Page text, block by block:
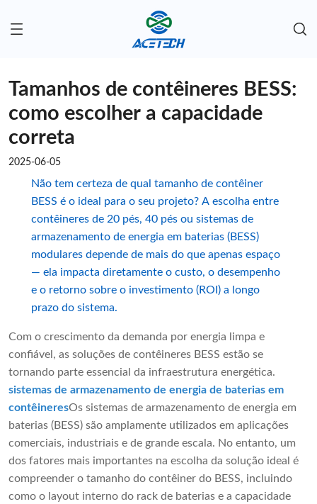
Tamanhos de contêineres BESS:
como escolher a capacidade
correta
2025-06-05
Não tem certeza de qual tamanho de contêiner
BESS é o ideal para o seu projeto? A escolha entre
contêineres de 20 pés, 40 pés ou sistemas de
armazenamento de energia em baterias (BESS)
modulares depende de mais do que apenas espaço
— ela impacta diretamente o custo, o desempenho
e o retorno sobre o investimento (ROI) a longo
prazo do sistema.
Com o crescimento da demanda por energia limpa e
confiável, as soluções de contêineres BESS estão se
tornando parte essencial da infraestrutura energética.
sistemas de armazenamento de energia de baterias em
contêineresOs sistemas de armazenamento de energia em
baterias (BESS) são amplamente utilizados em aplicações
comerciais, industriais e de grande escala. No entanto, um
dos fatores mais importantes na escolha da solução ideal é
compreender o tamanho do contêiner do BESS, incluindo
como o layout interno do rack de baterias e a capacidade